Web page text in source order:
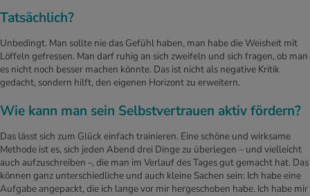
Tatsächlich?
Unbedingt. Man sollte nie das Gefühl haben, man habe die Weisheit mit
Löffeln gefressen. Man darf ruhig an sich zweifeln und sich fragen, ob man
es nicht noch besser machen könnte. Das ist nicht als negative Kritik
gedacht, sondern hilft, den eigenen Horizont zu erweitern.
Wie kann man sein Selbstvertrauen aktiv fördern?
Das lässt sich zum Glück einfach trainieren. Eine schöne und wirksame
Methode ist es, sich jeden Abend drei Dinge zu überlegen – und vielleicht
auch aufzuschreiben –, die man im Verlauf des Tages gut gemacht hat. Das
können ganz unterschiedliche und auch kleine Sachen sein: Ich habe eine
Aufgabe angepackt, die ich lange vor mir hergeschoben habe. Ich habe mir